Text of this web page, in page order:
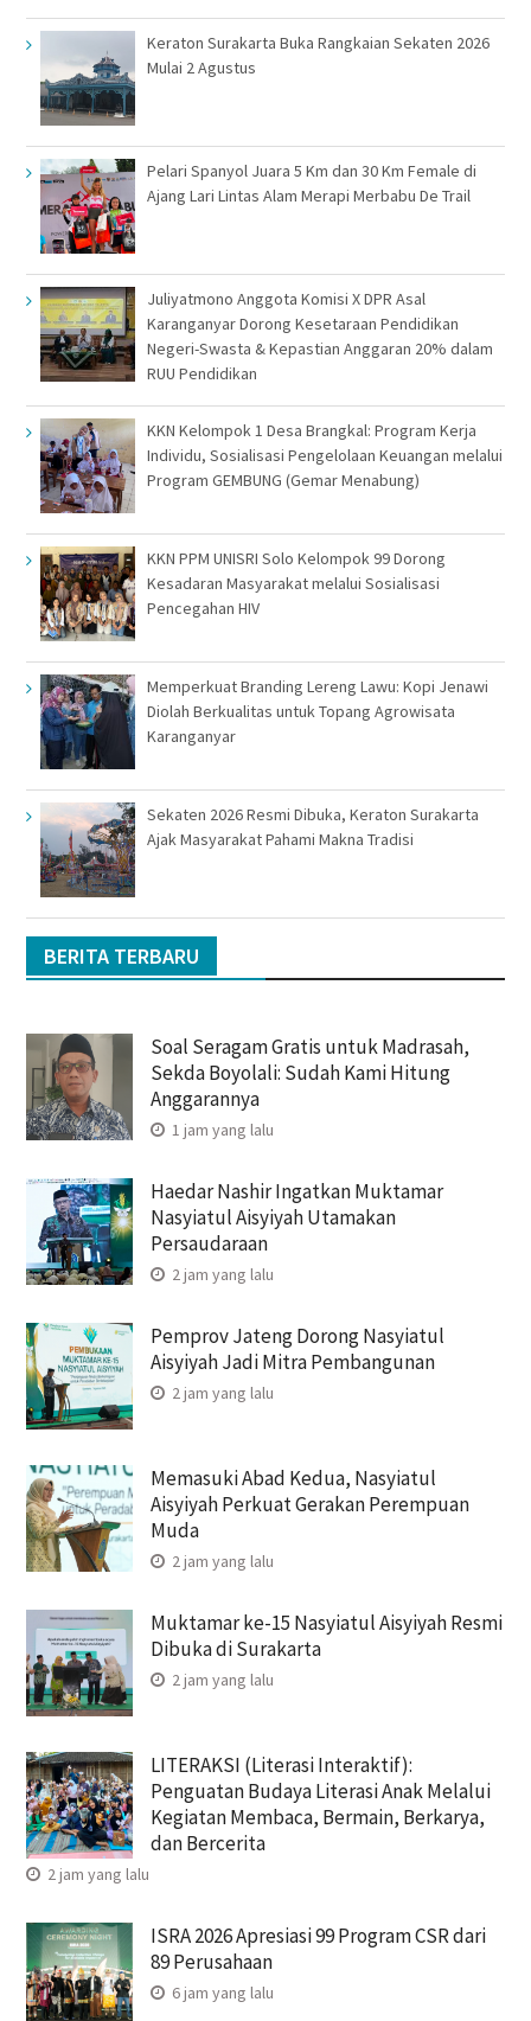
Keraton Surakarta Buka Rangkaian Sekaten 2026
Mulai 2 Agustus
Pelari Spanyol Juara 5 Km dan 30 Km Female di
Ajang Lari Lintas Alam Merapi Merbabu De Trail
Juliyatmono Anggota Komisi X DPR Asal
Karanganyar Dorong Kesetaraan Pendidikan
Negeri-Swasta & Kepastian Anggaran 20% dalam
RUU Pendidikan
KKN Kelompok 1 Desa Brangkal: Program Kerja
Individu, Sosialisasi Pengelolaan Keuangan melalui
Program GEMBUNG (Gemar Menabung)
KKN PPM UNISRI Solo Kelompok 99 Dorong
Kesadaran Masyarakat melalui Sosialisasi
Pencegahan HIV
Memperkuat Branding Lereng Lawu: Kopi Jenawi
Diolah Berkualitas untuk Topang Agrowisata
Karanganyar
Sekaten 2026 Resmi Dibuka, Keraton Surakarta
Ajak Masyarakat Pahami Makna Tradisi
BERITA TERBARU
Soal Seragam Gratis untuk Madrasah,
Sekda Boyolali: Sudah Kami Hitung
Anggarannya
1 jam yang lalu
Haedar Nashir Ingatkan Muktamar
Nasyiatul Aisyiyah Utamakan
Persaudaraan
2 jam yang lalu
Pemprov Jateng Dorong Nasyiatul
Aisyiyah Jadi Mitra Pembangunan
2 jam yang lalu
Memasuki Abad Kedua, Nasyiatul
Aisyiyah Perkuat Gerakan Perempuan
Muda
2 jam yang lalu
Muktamar ke-15 Nasyiatul Aisyiyah Resmi
Dibuka di Surakarta
2 jam yang lalu
LITERAKSI (Literasi Interaktif):
Penguatan Budaya Literasi Anak Melalui
Kegiatan Membaca, Bermain, Berkarya,
dan Bercerita
2 jam yang lalu
ISRA 2026 Apresiasi 99 Program CSR dari
89 Perusahaan
6 jam yang lalu